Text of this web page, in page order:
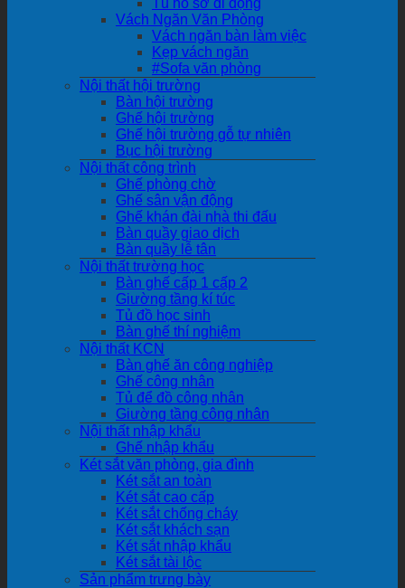
Tủ hồ sơ di động
Vách Ngăn Văn Phòng
Vách ngăn bàn làm việc
Kẹp vách ngăn
#Sofa văn phòng
Nội thất hội trường
Bàn hội trường
Ghế hội trường
Ghế hội trường gỗ tự nhiên
Bục hội trường
Nội thất công trình
Ghế phòng chờ
Ghế sân vận động
Ghế khán đài nhà thi đấu
Bàn quầy giao dịch
Bàn quầy lễ tân
Nội thất trường học
Bàn ghế cấp 1 cấp 2
Giường tầng kí túc
Tủ đồ học sinh
Bàn ghế thí nghiệm
Nội thất KCN
Bàn ghế ăn công nghiệp
Ghế công nhân
Tủ để đồ công nhân
Giường tầng công nhân
Nội thất nhập khẩu
Ghế nhập khẩu
Két sắt văn phòng, gia đình
Két sắt an toàn
Két sắt cao cấp
Két sắt chống cháy
Két sắt khách sạn
Két sắt nhập khẩu
Két sắt tài lộc
Sản phẩm trưng bày